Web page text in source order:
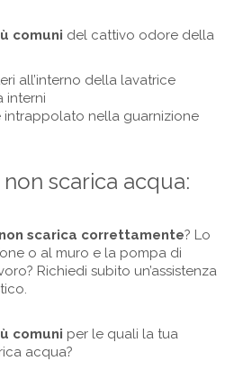
comuni del cattivo odore della
all’interno della lavatrice
interni
intrappolato nella guarnizione
scarica acqua:
non scarica correttamente? Lo
o al muro e la pompa di
Richiedi subito un’assistenza
comuni per le quali la tua
acqua?